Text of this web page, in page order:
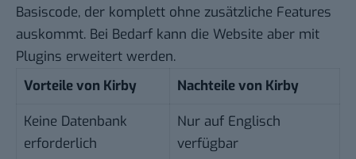
Basiscode, der komplett ohne zusätzliche Features
auskommt. Bei Bedarf kann die Website aber mit
Plugins erweitert werden.
Vorteile von Kirby
Nachteile von Kirby
Keine Datenbank
erforderlich
Nur auf Englisch
verfügbar